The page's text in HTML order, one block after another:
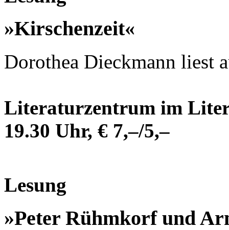
»Kirschenzeit«
Dorothea Dieckmann liest
Literaturzentrum im
19.30 Uhr, € 7,–/5,–
Lesung
»Peter Rühmkorf und